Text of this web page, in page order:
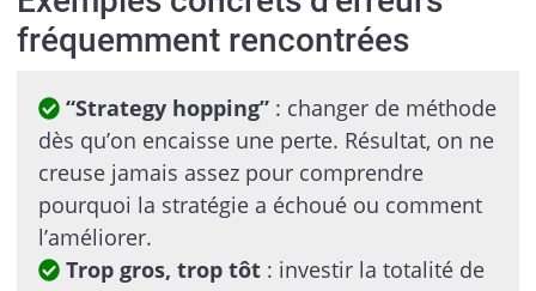
fréquemment rencontrées
“Strategy hopping” : changer de méthode
dès qu’on encaisse une perte. Résultat, on ne
creuse jamais assez pour comprendre
pourquoi la stratégie a échoué ou comment
l’améliorer.
Trop gros, trop tôt : investir la totalité de